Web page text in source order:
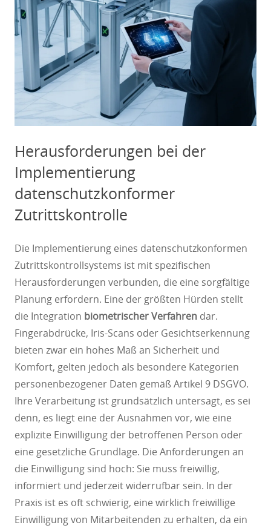
Herausforderungen bei der
Implementierung
datenschutzkonformer
Zutrittskontrolle
Die Implementierung eines datenschutzkonformen
Zutrittskontrollsystems ist mit spezifischen
Herausforderungen verbunden, die eine sorgfältige
Planung erfordern. Eine der größten Hürden stellt
die Integration biometrischer Verfahren dar.
Fingerabdrücke, Iris-Scans oder Gesichtserkennung
bieten zwar ein hohes Maß an Sicherheit und
Komfort, gelten jedoch als besondere Kategorien
personenbezogener Daten gemäß Artikel 9 DSGVO.
Ihre Verarbeitung ist grundsätzlich untersagt, es sei
denn, es liegt eine der Ausnahmen vor, wie eine
explizite Einwilligung der betroffenen Person oder
eine gesetzliche Grundlage. Die Anforderungen an
die Einwilligung sind hoch: Sie muss freiwillig,
informiert und jederzeit widerrufbar sein. In der
Praxis ist es oft schwierig, eine wirklich freiwillige
Einwilligung von Mitarbeitenden zu erhalten, da ein